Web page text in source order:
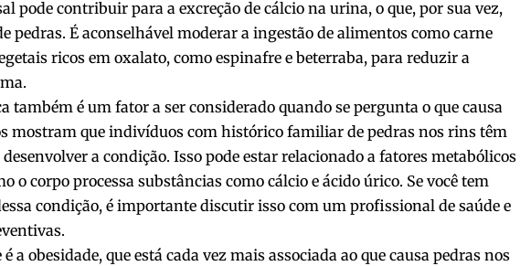
pode contribuir para a excreção de cálcio na urina, o que, por sua vez,
pedras. É aconselhável moderar a ingestão de alimentos como carne
ricos em oxalato, como espinafre e beterraba, para reduzir a
também é um fator a ser considerado quando se pergunta o que causa
mostram que indivíduos com histórico familiar de pedras nos rins têm
a condição. Isso pode estar relacionado a fatores metabólicos
o corpo processa substâncias como cálcio e ácido úrico. Se você tem
condição, é importante discutir isso com um profissional de saúde e
a obesidade, que está cada vez mais associada ao que causa pedras nos